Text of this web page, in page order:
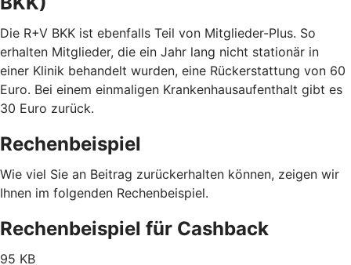
Die R+V BKK ist ebenfalls Teil von Mitglieder-Plus. So
erhalten Mitglieder, die ein Jahr lang nicht stationär in
einer Klinik behandelt wurden, eine Rückerstattung von 60
Euro. Bei einem einmaligen Krankenhausaufenthalt gibt es
30 Euro zurück.
Rechenbeispiel
Wie viel Sie an Beitrag zurückerhalten können, zeigen wir
Ihnen im folgenden Rechenbeispiel.
Rechenbeispiel für Cashback
95 KB